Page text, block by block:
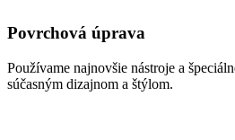
Povrchová úprava
Používame najnovšie nástroje a
súčasným dizajnom a štýlom.